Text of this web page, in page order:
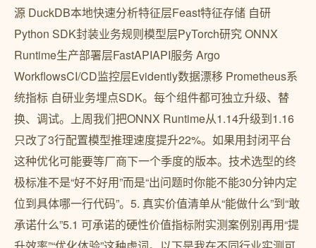
源 DuckDB本地快速分析特征层Feast特征存储 自研
Python SDK封装业务规则模型层PyTorch研究 ONNX
Runtime生产部署层FastAPIAPI服务 Argo
WorkflowsCI/CD监控层Evidently数据漂移 Prometheus系
统指标 自研业务埋点SDK。每个组件都可独立升级、替
换、调试。上周我们把ONNX Runtime从1.14升级到1.16
只改了3行配置模型推理速度提升22%。如果用封闭平台
这种优化可能要等厂商下一个季度的版本。技术选型的终
极标准不是“好不好用”而是“出问题时你能不能30分钟内定
位到具体哪一行代码”。5. 真实价值清单从“能做什么”到“敢
承诺什么”5.1 可承诺的硬性价值指标附实测案例别再用“提